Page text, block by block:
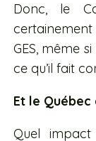
Donc, le
GES, même
ce qu’il fait
Et le
Quel